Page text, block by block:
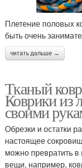
Плетение половых
быть очень
читать дальше →
Тканый
Коврики из
своими
Обрезки и остатки
настоящее
можно превратить
вещи, например,